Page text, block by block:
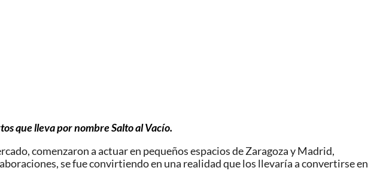
que lleva por nombre Salto al Vacío.
comenzaron a actuar en pequeños espacios de Zaragoza y Madrid,
se fue convirtiendo en una realidad que los llevaría a convertirse en